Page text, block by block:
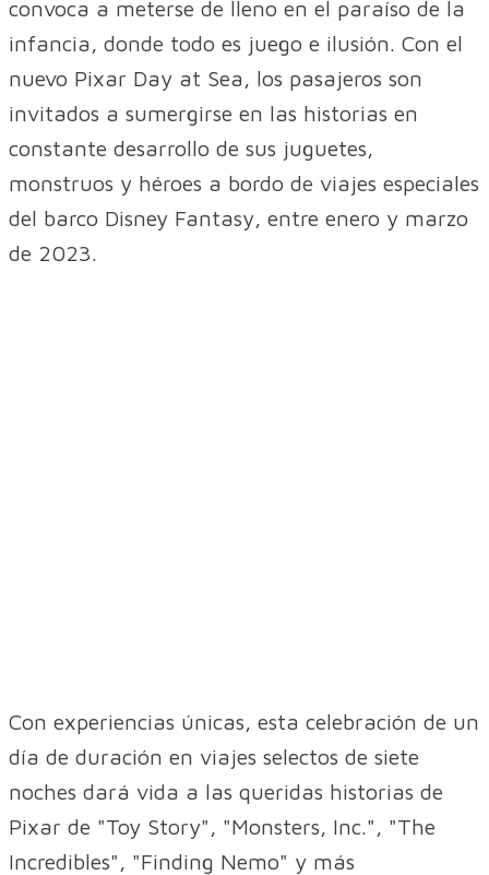
convoca a meterse de lleno en el paraíso de la
infancia, donde todo es juego e ilusión. Con el
nuevo Pixar Day at Sea, los pasajeros son
invitados a sumergirse en las historias en
constante desarrollo de sus juguetes,
monstruos y héroes a bordo de viajes especiales
del barco Disney Fantasy, entre enero y marzo
de 2023.
Con experiencias únicas, esta celebración de un
día de duración en viajes selectos de siete
noches dará vida a las queridas historias de
Pixar de "Toy Story", "Monsters, Inc.", "The
Incredibles", "Finding Nemo" y más